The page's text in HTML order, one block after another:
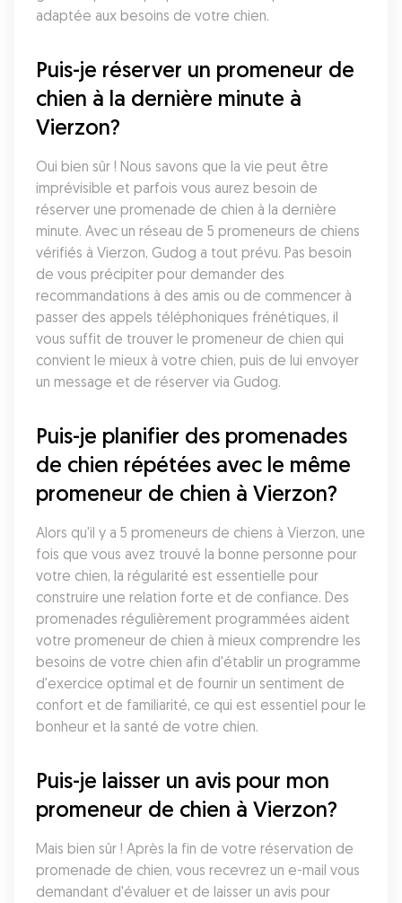
adaptée aux besoins de votre chien.
Puis-je réserver un promeneur de
chien à la dernière minute à
Vierzon?
Oui bien sûr ! Nous savons que la vie peut être
imprévisible et parfois vous aurez besoin de
réserver une promenade de chien à la dernière
minute. Avec un réseau de 5 promeneurs de chiens
vérifiés à Vierzon, Gudog a tout prévu. Pas besoin
de vous précipiter pour demander des
recommandations à des amis ou de commencer à
passer des appels téléphoniques frénétiques, il
vous suffit de trouver le promeneur de chien qui
convient le mieux à votre chien, puis de lui envoyer
un message et de réserver via Gudog.
Puis-je planifier des promenades
de chien répétées avec le même
promeneur de chien à Vierzon?
Alors qu'il y a 5 promeneurs de chiens à Vierzon, une
fois que vous avez trouvé la bonne personne pour
votre chien, la régularité est essentielle pour
construire une relation forte et de confiance. Des
promenades régulièrement programmées aident
votre promeneur de chien à mieux comprendre les
besoins de votre chien afin d'établir un programme
d'exercice optimal et de fournir un sentiment de
confort et de familiarité, ce qui est essentiel pour le
bonheur et la santé de votre chien.
Puis-je laisser un avis pour mon
promeneur de chien à Vierzon?
Mais bien sûr ! Après la fin de votre réservation de
promenade de chien, vous recevrez un e-mail vous
demandant d'évaluer et de laisser un avis pour